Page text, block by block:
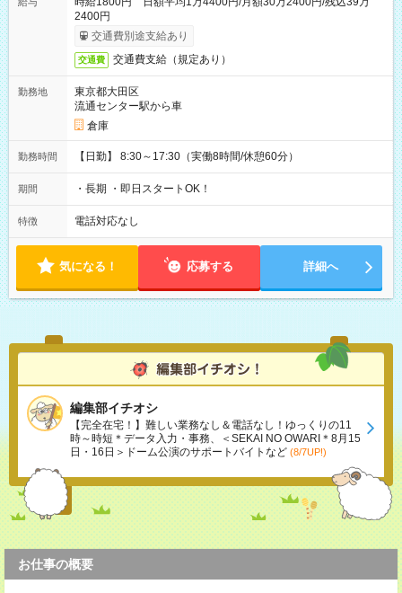
2400円
交通費別途支給あり
交通費 交通費支給（規定あり）
勤務地
東京都大田区
流通センター駅から車
倉庫
勤務時間 【日勤】 8:30～17:30（実働8時間/休憩60分）
期間 ・長期 ・即日スタートOK！
特徴 電話対応なし
気になる！ 応募する 詳細へ
編集部イチオシ
【完全在宅！】難しい業務なし＆電話なし！ゆっくりの11
時～時短＊データ入力・事務、＜SEKAI NO OWARI＊8月15
日・16日＞ドーム公演のサポートバイトなど (8/7UP!)
お仕事の概要